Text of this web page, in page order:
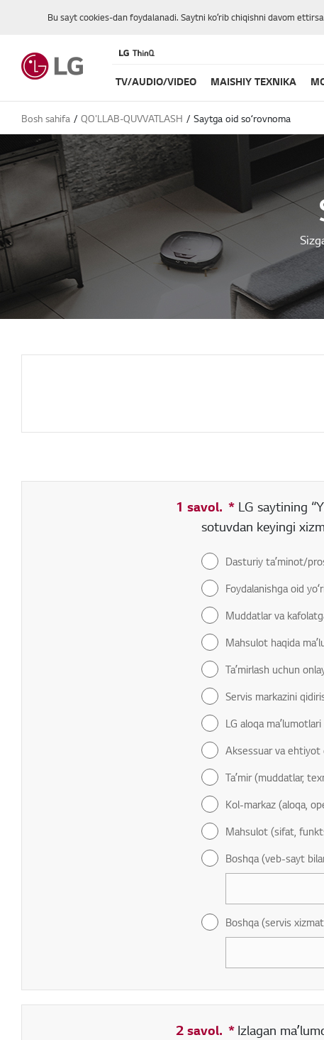
Bu sayt cookies-dan foydalanadi. Saytni koʻrib chiqishni davom
TV/AUDIO/VIDEO MAISHIY TEXNIKA
Bosh sahifa QO'LLAB-QUVVATLASH Saytga oid soʻrovnoma
1 savol. * Toʻldirish
LG saytining
sotuvdan keyingi
Dasturiy taʼminot/
Foydalanishga oid
Muddatlar va
Mahsulot haqida
Taʼmirlash uchun
Servis markazini
LG aloqa maʼlumotlari
Aksessuar va ehtiyot
Taʼmir (muddatlar,
Kol-markaz (aloqa,
Mahsulot (sifat,
Boshqa (veb-sayt
Boshqa (servis
2 savol. *Toʻldirish
Izlagan